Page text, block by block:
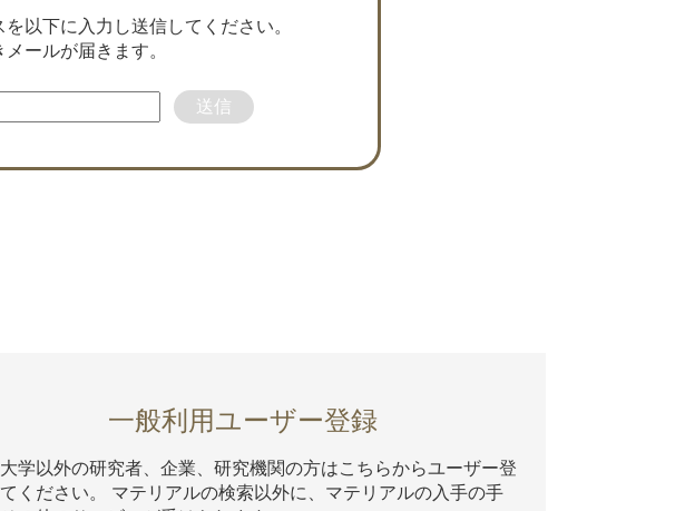
以下に入力し送信してください。
ールが届きます。
送信
一般利用ユーザー登録
学以外の研究者、企業、研究機関の方はこちらからユーザー登
ください。 マテリアルの検索以外に、マテリアルの入手の手